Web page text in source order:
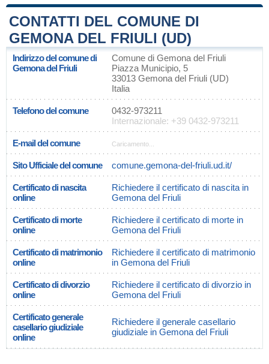
CONTATTI DEL COMUNE DI
GEMONA DEL FRIULI (UD)
Indirizzo del comune di
Gemona del Friuli
Comune di Gemona del Friuli
Piazza Municipio, 5
33013 Gemona del Friuli (UD)
Italia
Telefono del comune
0432-973211
Internazionale: +39 0432-973211
E-mail del comune Caricamento...
Sito Ufficiale del comune comune.gemona-del-friuli.ud.it/
Certificato di nascita
online
Richiedere il certificato di nascita in
Gemona del Friuli
Certificato di morte
online
Richiedere il certificato di morte in
Gemona del Friuli
Certificato di matrimonio
online
Richiedere il certificato di matrimonio
in Gemona del Friuli
Certificato di divorzio
online
Richiedere il certificato di divorzio in
Gemona del Friuli
Certificato generale
casellario giudiziale
online
Richiedere il generale casellario
giudiziale in Gemona del Friuli